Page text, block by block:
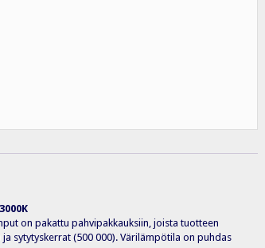
on pakattu pahvipakkauksiin, joista tuotteen
sytytyskerrat (500 000). Värilämpötila on puhdas